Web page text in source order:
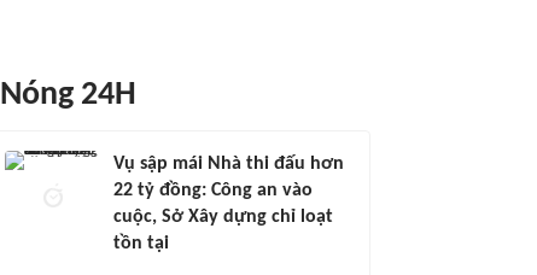
Nóng 24H
Vụ sập mái Nhà thi đấu hơn
22 tỷ đồng: Công an vào
cuộc, Sở Xây dựng chỉ loạt
tồn tại